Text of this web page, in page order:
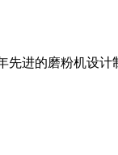
进的磨粉机设